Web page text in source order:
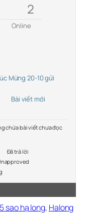
2
Online
Mừng 20-10 gửi
Bài viết mới
chứa bài viết chưa đọc
Đã trả lời
sao hạ long, Halong